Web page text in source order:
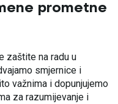
prometne
zaštite na radu u
smjernice i
važnima i dopunjujemo
za razumijevanje i